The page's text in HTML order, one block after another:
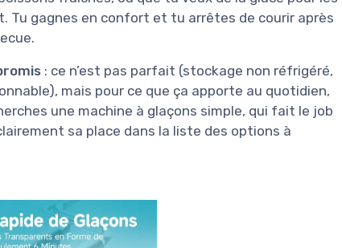
Tu gagnes en confort et tu arrêtes de courir après
: ce n’est pas parfait (stockage non réfrigéré,
mais pour ce que ça apporte au quotidien,
une machine à glaçons simple, qui fait le job
sa place dans la liste des options à